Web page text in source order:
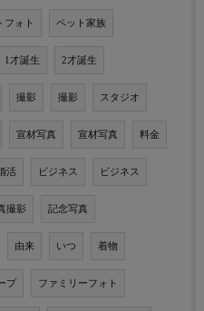
フォト ペット家族
1才誕生 2才誕生
撮影 撮影 スタジオ
宣材写真 宣材写真 料金
活 ビジネス ビジネス
撮影 記念写真
由来 いつ 着物
プ ファミリーフォト